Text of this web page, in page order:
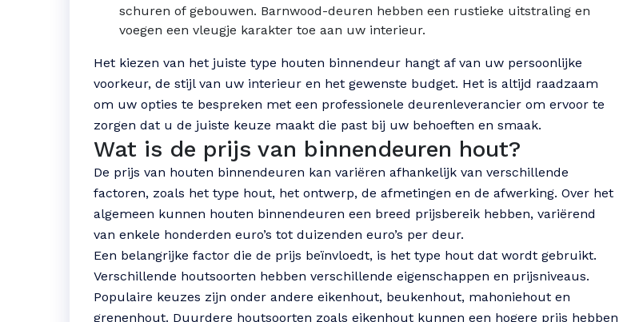
schuren of gebouwen. Barnwood-deuren hebben een rustieke uitstraling en
voegen een vleugje karakter toe aan uw interieur.
Het kiezen van het juiste type houten binnendeur hangt af van uw persoonlijke
voorkeur, de stijl van uw interieur en het gewenste budget. Het is altijd raadzaam
om uw opties te bespreken met een professionele deurenleverancier om ervoor te
zorgen dat u de juiste keuze maakt die past bij uw behoeften en smaak.
Wat is de prijs van binnendeuren hout?
De prijs van houten binnendeuren kan variëren afhankelijk van verschillende
factoren, zoals het type hout, het ontwerp, de afmetingen en de afwerking. Over het
algemeen kunnen houten binnendeuren een breed prijsbereik hebben, variërend
van enkele honderden euro’s tot duizenden euro’s per deur.
Een belangrijke factor die de prijs beïnvloedt, is het type hout dat wordt gebruikt.
Verschillende houtsoorten hebben verschillende eigenschappen en prijsniveaus.
Populaire keuzes zijn onder andere eikenhout, beukenhout, mahoniehout en
grenenhout. Duurdere houtsoorten zoals eikenhout kunnen een hogere prijs hebben